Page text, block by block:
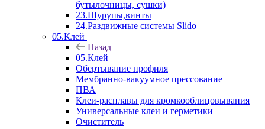
бутылочницы, сушки)
23.Шурупы,винты
24.Раздвижные системы Slido
05.Клей
Назад
05.Клей
Обертывание профиля
Мембранно-вакуумное прессование
ПВА
Клеи-расплавы для кромкооблицовывания
Универсальные клеи и герметики
Очиститель